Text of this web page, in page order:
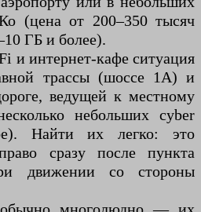
(цена от 200–350 тысяч
ГБ и более).
и интернет-кафе ситуация
трассы (шоссе 1А) и
ведущей к местному
небольших cyber
Найти их легко: это
сразу после пункта
движении со стороны